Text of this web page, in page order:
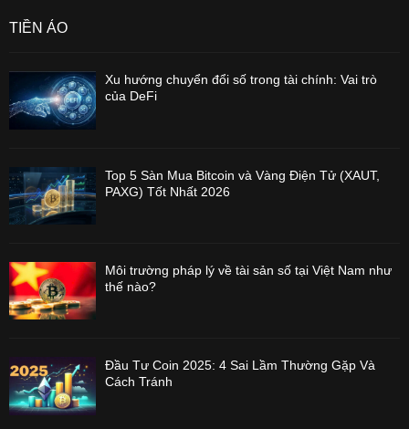
TIỀN ẢO
Xu hướng chuyển đổi số trong tài chính: Vai trò
của DeFi
Top 5 Sàn Mua Bitcoin và Vàng Điện Tử (XAUT,
PAXG) Tốt Nhất 2026
Môi trường pháp lý về tài sản số tại Việt Nam như
thế nào?
Đầu Tư Coin 2025: 4 Sai Lầm Thường Gặp Và
Cách Tránh